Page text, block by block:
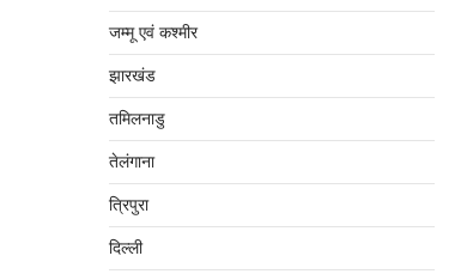
जम्‍मू एवं कश्‍मीर
झारखंड
तमिलनाडु
तेलंगाना
त्रिपुरा
दिल्‍ली